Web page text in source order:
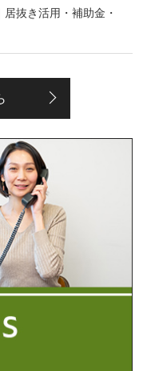
抜き活用・補助金・